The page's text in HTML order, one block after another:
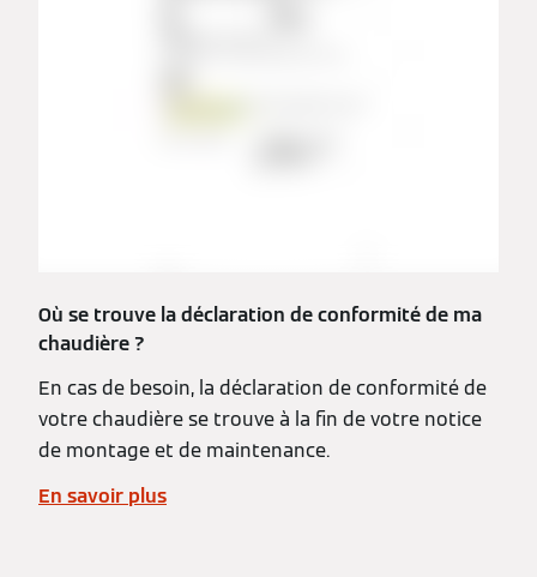
Où se trouve la déclaration de conformité de ma
chaudière ?
En cas de besoin, la déclaration de conformité de
votre chaudière se trouve à la fin de votre notice
de montage et de maintenance.
En savoir plus